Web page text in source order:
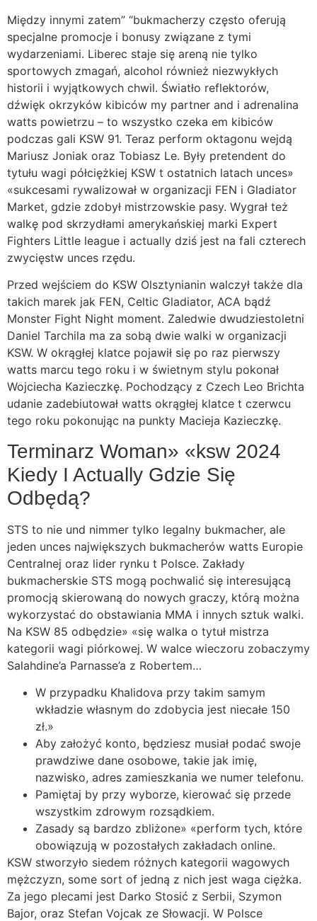
Między innymi zatem” “bukmacherzy często oferują
specjalne promocje i bonusy związane z tymi
wydarzeniami. Liberec staje się areną nie tylko
sportowych zmagań, alcohol również niezwykłych
historii i wyjątkowych chwil. Światło reflektorów,
dźwięk okrzyków kibiców my partner and i adrenalina
watts powietrzu – to wszystko czeka em kibiców
podczas gali KSW 91. Teraz perform oktagonu wejdą
Mariusz Joniak oraz Tobiasz Le. Były pretendent do
tytułu wagi półciężkiej KSW t ostatnich latach unces»
«sukcesami rywalizował w organizacji FEN i Gladiator
Market, gdzie zdobył mistrzowskie pasy. Wygrał też
walkę pod skrzydłami amerykańskiej marki Expert
Fighters Little league i actually dziś jest na fali czterech
zwycięstw unces rzędu.
Przed wejściem do KSW Olsztynianin walczył także dla
takich marek jak FEN, Celtic Gladiator, ACA bądź
Monster Fight Night moment. Zaledwie dwudziestoletni
Daniel Tarchila ma za sobą dwie walki w organizacji
KSW. W okrągłej klatce pojawił się po raz pierwszy
watts marcu tego roku i w świetnym stylu pokonał
Wojciecha Kazieczkę. Pochodzący z Czech Leo Brichta
udanie zadebiutował watts okrągłej klatce t czerwcu
tego roku pokonując na punkty Macieja Kazieczkę.
Terminarz Woman» «ksw 2024
Kiedy I Actually Gdzie Się
Odbędą?
STS to nie und nimmer tylko legalny bukmacher, ale
jeden unces największych bukmacherów watts Europie
Centralnej oraz lider rynku t Polsce. Zakłady
bukmacherskie STS mogą pochwalić się interesującą
promocją skierowaną do nowych graczy, którą można
wykorzystać do obstawiania MMA i innych sztuk walki.
Na KSW 85 odbędzie» «się walka o tytuł mistrza
kategorii wagi piórkowej. W walce wieczoru zobaczymy
Salahdine’a Parnasse’a z Robertem…
W przypadku Khalidova przy takim samym
wkładzie własnym do zdobycia jest niecałe 150
zł.»
Aby założyć konto, będziesz musiał podać swoje
prawdziwe dane osobowe, takie jak imię,
nazwisko, adres zamieszkania we numer telefonu.
Pamiętaj by przy wyborze, kierować się przede
wszystkim zdrowym rozsądkiem.
Zasady są bardzo zbliżone» «perform tych, które
obowiązują w pozostałych zakładach online.
KSW stworzyło siedem różnych kategorii wagowych
mężczyzn, some sort of jedną z nich jest waga ciężka.
Za jego plecami jest Darko Stosić z Serbii, Szymon
Bajor, oraz Stefan Vojcak ze Słowacji. W Polsce